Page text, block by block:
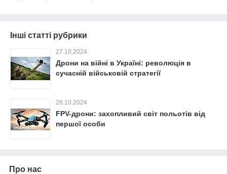
Інші статті рубрики
27.10.2024
Дрони на війні в Україні: революція в
сучасній військовій стратегії
26.10.2024
FPV-дрони: захопливий світ польотів від
першої особи
Про нас